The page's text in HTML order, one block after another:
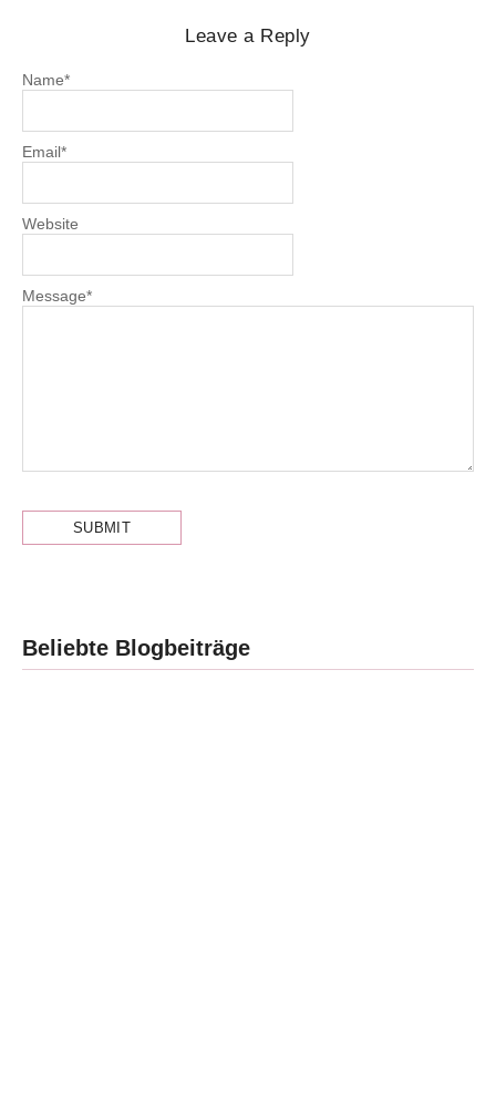
Leave a Reply
Name*
Email*
Website
Message*
Beliebte Blogbeiträge